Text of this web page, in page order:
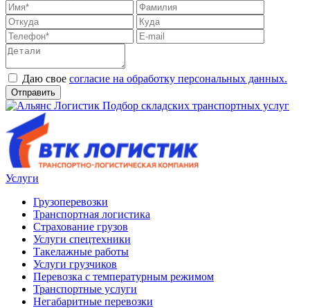
Даю свое согласие на обработку персональных данных.
Отправить
Услуги
Грузоперевозки
Транспортная логистика
Страхование грузов
Услуги спецтехники
Такелажные работы
Услуги грузчиков
Перевозка с температурным режимом
Транспортные услуги
Негабаритные перевозки